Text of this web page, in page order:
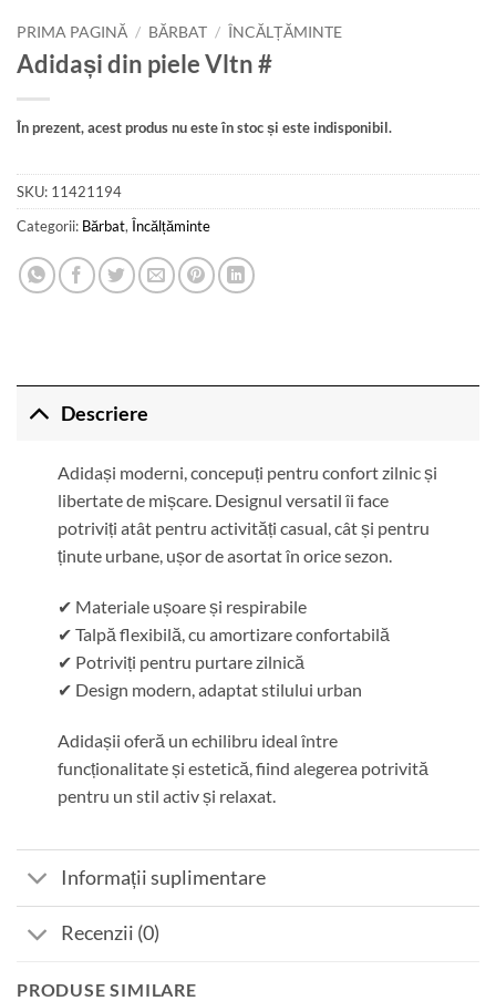
PRIMA PAGINĂ / BĂRBAT / ÎNCĂLȚĂMINTE
Adidași din piele Vltn #
În prezent, acest produs nu este în stoc și este indisponibil.
SKU: 11421194
Categorii: Bărbat, Încălțăminte
Descriere
Adidași moderni, concepuți pentru confort zilnic și
libertate de mișcare. Designul versatil îi face
potriviți atât pentru activități casual, cât și pentru
ținute urbane, ușor de asortat în orice sezon.
✔ Materiale ușoare și respirabile
✔ Talpă flexibilă, cu amortizare confortabilă
✔ Potriviți pentru purtare zilnică
✔ Design modern, adaptat stilului urban
Adidașii oferă un echilibru ideal între
funcționalitate și estetică, fiind alegerea potrivită
pentru un stil activ și relaxat.
Informații suplimentare
Recenzii (0)
PRODUSE SIMILARE